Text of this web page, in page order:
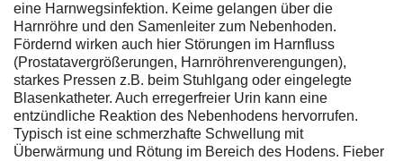
eine Harnwegsinfektion. Keime gelangen über die
Harnröhre und den Samenleiter zum Nebenhoden.
Fördernd wirken auch hier Störungen im Harnfluss
(Prostatavergrößerungen, Harnröhrenverengungen),
starkes Pressen z.B. beim Stuhlgang oder eingelegte
Blasenkatheter. Auch erregerfreier Urin kann eine
entzündliche Reaktion des Nebenhodens hervorrufen.
Typisch ist eine schmerzhafte Schwellung mit
Überwärmung und Rötung im Bereich des Hodens. Fieber